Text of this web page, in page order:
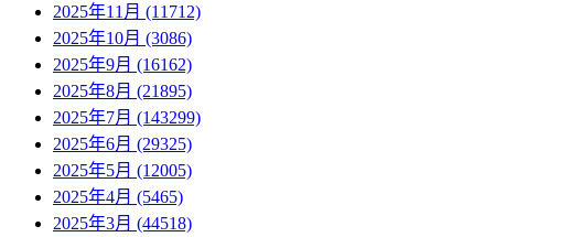
2025年11月 (11712)
2025年10月 (3086)
2025年9月 (16162)
2025年8月 (21895)
2025年7月 (143299)
2025年6月 (29325)
2025年5月 (12005)
2025年4月 (5465)
2025年3月 (44518)